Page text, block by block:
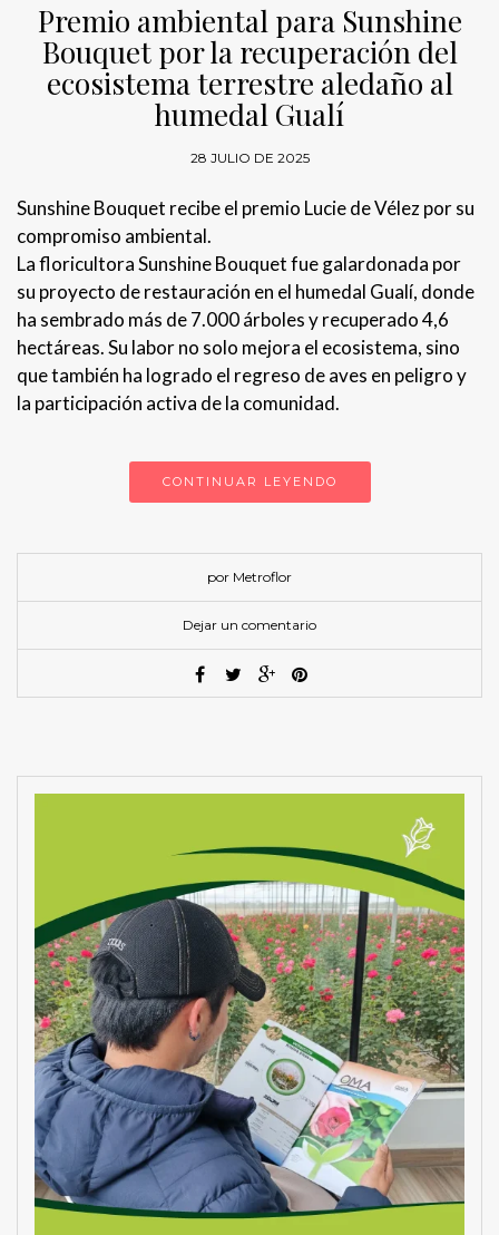
Premio ambiental para Sunshine
Bouquet por la recuperación del
ecosistema terrestre aledaño al
humedal Gualí
28 JULIO DE 2025
Sunshine Bouquet recibe el premio Lucie de Vélez por su
compromiso ambiental.
La floricultora Sunshine Bouquet fue galardonada por
su proyecto de restauración en el humedal Gualí, donde
ha sembrado más de 7.000 árboles y recuperado 4,6
hectáreas. Su labor no solo mejora el ecosistema, sino
que también ha logrado el regreso de aves en peligro y
la participación activa de la comunidad.
CONTINUAR LEYENDO
por Metroflor
Dejar un comentario